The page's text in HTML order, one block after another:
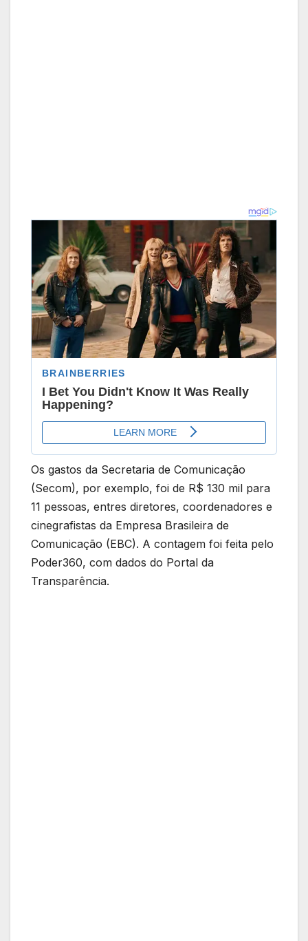
Os gastos da Secretaria de Comunicação
(Secom), por exemplo, foi de R$ 130 mil para
11 pessoas, entres diretores, coordenadores e
cinegrafistas da Empresa Brasileira de
Comunicação (EBC). A contagem foi feita pelo
Poder360, com dados do Portal da
Transparência.